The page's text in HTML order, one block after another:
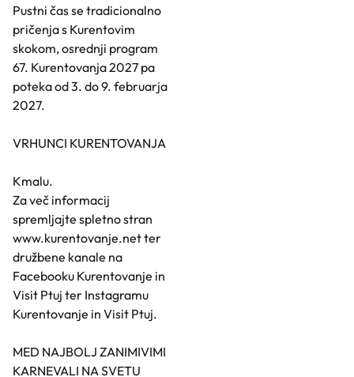
Pustni čas se tradicionalno
pričenja s Kurentovim
skokom, osrednji program
67. Kurentovanja 2027 pa
poteka od 3. do 9. februarja
2027.
VRHUNCI KURENTOVANJA
Kmalu.
Za več informacij
spremljajte spletno stran
www.kurentovanje.net ter
družbene kanale na
Facebooku Kurentovanje in
Visit Ptuj ter Instagramu
Kurentovanje in Visit Ptuj.
MED NAJBOLJ ZANIMIVIMI
KARNEVALI NA SVETU